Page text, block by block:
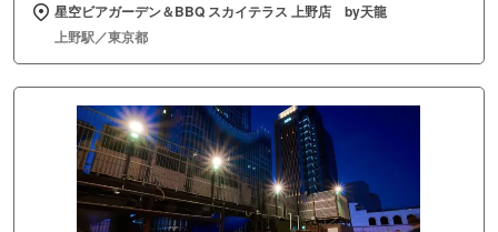
星空ビアガーデン＆BBQ スカイテラス 上野店 by天龍
上野駅／東京都